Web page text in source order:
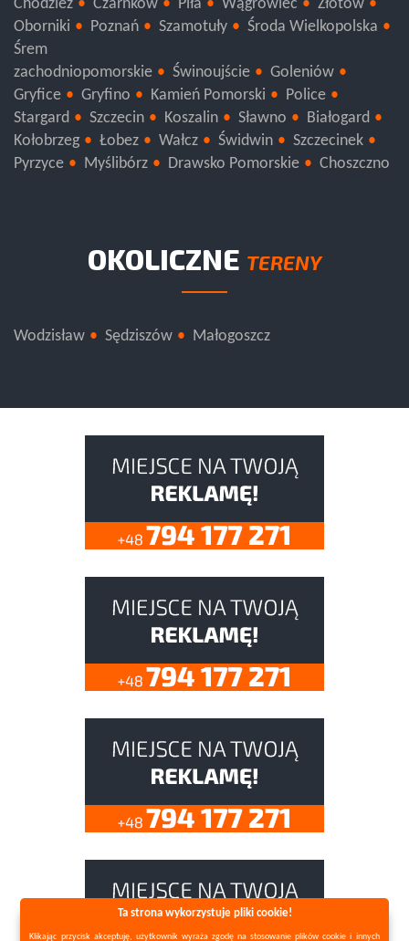
Chodzież
Czarnków Piła Wągrowiec
Złotów
Oborniki
Poznań Szamotuły
Środa Wielkopolska
Śrem
zachodniopomorskie
Świnoujście
Goleniów
Gryfice
Gryfino Kamień Pomorski
Police
Stargard
Szczecin Koszalin Sławno
Białogard
Kołobrzeg
Łobez Wałcz Świdwin
Szczecinek
Pyrzyce
Myślibórz Drawsko Pomorskie Choszczno
OKOLICZNE TERENY
Wodzisław Sędziszów Małogoszcz
Ta strona wykorzystuje pliki cookie!
Klikając przycisk akceptuję, użytkownik wyraża zgodę na stosowanie plików cookie i innych